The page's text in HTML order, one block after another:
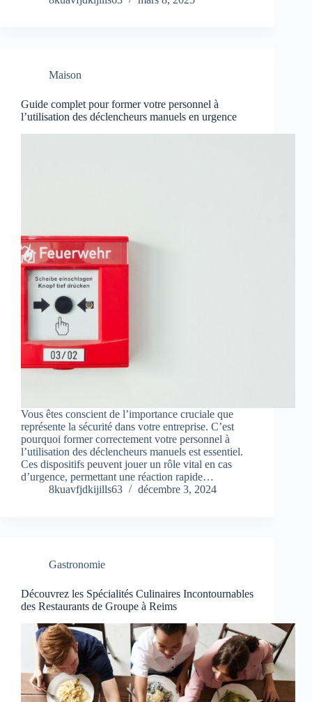
Maison
Guide complet pour former votre personnel à
l’utilisation des déclencheurs manuels en urgence
Vous êtes conscient de l’importance cruciale que
représente la sécurité dans votre entreprise. C’est
pourquoi former correctement votre personnel à
l’utilisation des déclencheurs manuels est essentiel.
Ces dispositifs peuvent jouer un rôle vital en cas
d’urgence, permettant une réaction rapide…
8kuavfjdkijills63
décembre 3, 2024
Gastronomie
Découvrez les Spécialités Culinaires Incontournables
des Restaurants de Groupe à Reims